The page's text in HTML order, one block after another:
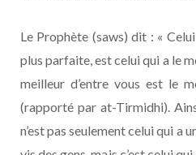
Le Prophète (saws) dit : «
plus parfaite, est celui qui a le
meilleur d’entre vous est le
(rapporté par at-Tirmidhi).
n’est pas seulement celui qui a